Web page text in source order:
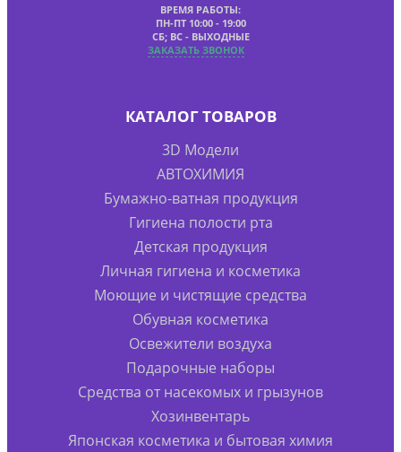
ВРЕМЯ РАБОТЫ:
ПН-ПТ 10:00 - 19:00
СБ; ВС - ВЫХОДНЫЕ
ЗАКАЗАТЬ ЗВОНОК
КАТАЛОГ ТОВАРОВ
3D Модели
АВТОХИМИЯ
Бумажно-ватная продукция
Гигиена полости рта
Детская продукция
Личная гигиена и косметика
Моющие и чистящие средства
Обувная косметика
Освежители воздуха
Подарочные наборы
Средства от насекомых и грызунов
Хозинвентарь
Японская косметика и бытовая химия